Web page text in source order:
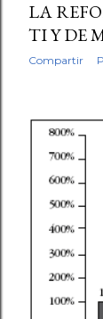
LA
TI Y DE
Compartir